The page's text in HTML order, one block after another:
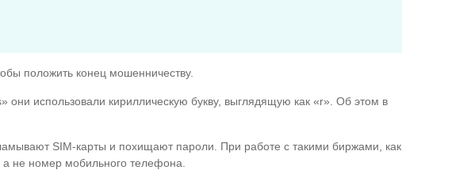
положить конец мошенничеству.
использовали кириллическую букву, выглядящую как «r». Об этом в
SIM-карты и похищают пароли. При работе с такими биржами, как
не номер мобильного телефона.